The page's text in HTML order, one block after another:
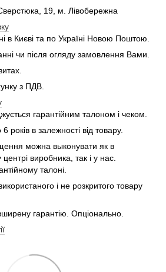
19, м. Лівобережна
в Києві та по Україні Новою Поштою.
чи після огляду замовлення Вами.
з ПДВ.
гарантійним талоном і чеком.
років в залежності від товару.
можна выконувати як в
виробника, так і у нас.
талоні.
і не розкритого товару
гарантію. Опціонально.